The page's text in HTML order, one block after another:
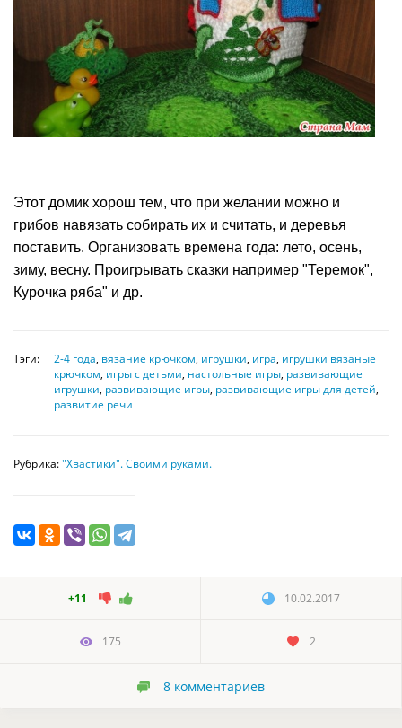
Этот домик хорош тем, что при желании можно и
грибов навязать собирать их и считать, и деревья
поставить. Организовать времена года: лето, осень,
зиму, весну. Проигрывать сказки например "Теремок",
Курочка ряба" и др.
Тэги: 2-4 года, вязание крючком, игрушки, игра, игрушки вязаные
крючком, игры с детьми, настольные игры, развивающие
игрушки, развивающие игры, развивающие игры для детей,
развитие речи
Рубрика:"Хвастики". Своими руками.
+11 10.02.2017
175 2
8 комментариев